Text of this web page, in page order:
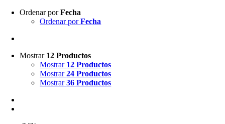
Ordenar porFecha
Ordenar porFecha
Mostrar 12 Productos
Mostrar 12 Productos
Mostrar24 Productos
Mostrar36 Productos